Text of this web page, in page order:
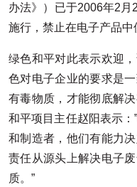
办法》）已于2006年2月
施行，禁止在电子产品
绿色和平对此表示欢迎
色对电子企业的要求是
有毒物质，才能彻底解
和平项目主任赵阳表示
和制造者，他们有能力
责任从源头上解决电子
质。”